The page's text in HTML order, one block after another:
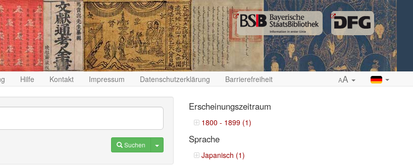
Hilfe Kontakt Impressum Datenschutzerklärung Barrierefreiheit AA
Suchen Toggle Dropdown
Erscheinungszeitraum
1800 - 1899 (1)
Sprache
Japanisch (1)